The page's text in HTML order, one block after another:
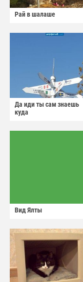
Рай в шалаше
Да иди ты сам знаешь
куда
Вид Ялты